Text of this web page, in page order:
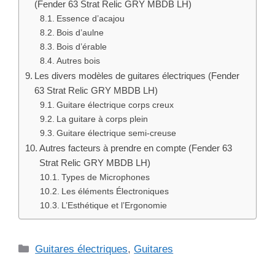
(Fender 63 Strat Relic GRY MBDB LH)
Essence d’acajou
Bois d’aulne
Bois d’érable
Autres bois
Les divers modèles de guitares électriques (Fender
63 Strat Relic GRY MBDB LH)
Guitare électrique corps creux
La guitare à corps plein
Guitare électrique semi-creuse
Autres facteurs à prendre en compte (Fender 63
Strat Relic GRY MBDB LH)
Types de Microphones
Les éléments Électroniques
L’Esthétique et l’Ergonomie
Catégories
Guitares électriques,Guitares